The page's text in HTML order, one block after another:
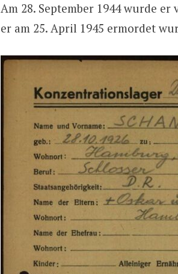
Am 28. September 1944 wurde
er am 25. April 1945 ermordet